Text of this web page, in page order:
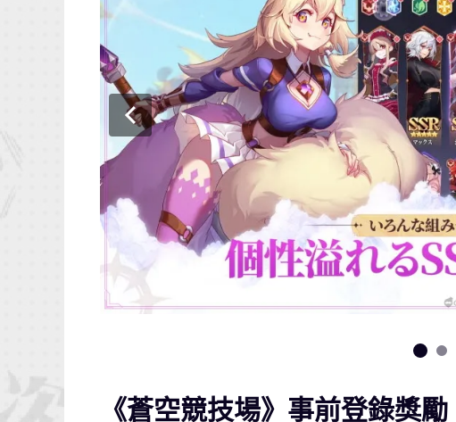
《蒼空競技場》事前登錄獎勵